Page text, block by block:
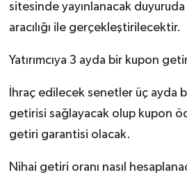
sitesinde yayınlanacak
aracılığı ile gerçekleştirilecektir.
Yatırımcıya 3 ayda bir kupon
İhraç edilecek senetler üç ayda
getirisi sağlayacak olup kupon
getiri garantisi olacak.
Nihai getiri oranı nasıl